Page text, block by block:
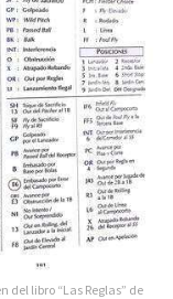
libro “Las Reglas” de